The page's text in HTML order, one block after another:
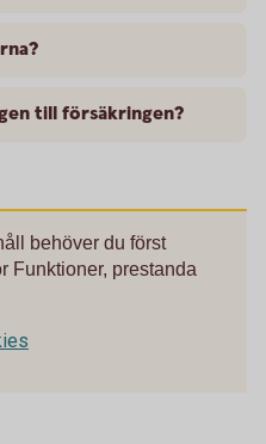
till försäkringen?
behöver du först
Funktioner, prestanda